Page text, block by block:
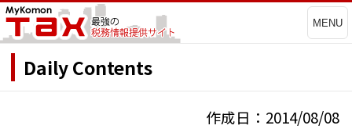
MENU
Daily Contents
作成日：2014/08/08